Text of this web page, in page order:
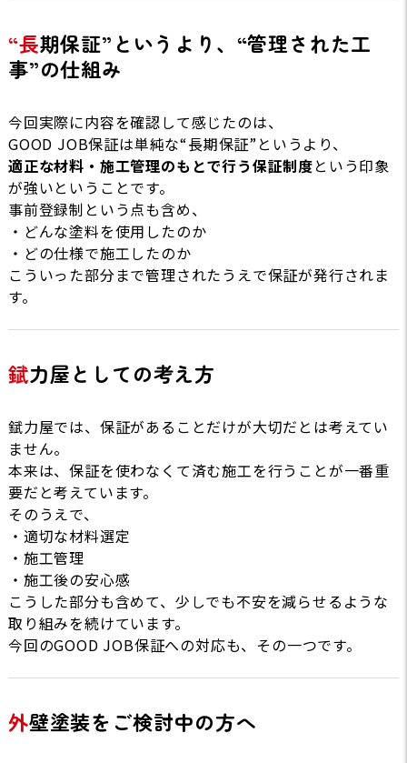
“長期保証”というより、“管理された工
事”の仕組み
今回実際に内容を確認して感じたのは、
GOOD JOB保証は単純な“長期保証”というより、
適正な材料・施工管理のもとで行う保証制度という印象
が強いということです。
事前登録制という点も含め、
・どんな塗料を使用したのか
・どの仕様で施工したのか
こういった部分まで管理されたうえで保証が発行されま
す。
錻力屋としての考え方
錻力屋では、保証があることだけが大切だとは考えてい
ません。
本来は、保証を使わなくて済む施工を行うことが一番重
要だと考えています。
そのうえで、
・適切な材料選定
・施工管理
・施工後の安心感
こうした部分も含めて、少しでも不安を減らせるような
取り組みを続けています。
今回のGOOD JOB保証への対応も、その一つです。
外壁塗装をご検討中の方へ